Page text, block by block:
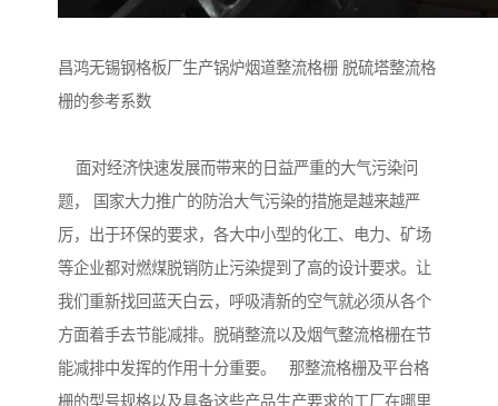
昌鸿无锡钢格板厂生产锅炉烟道整流格栅 脱硫塔整流格
栅的参考系数
面对经济快速发展而带来的日益严重的大气污染问
题， 国家大力推广的防治大气污染的措施是越来越严
厉，出于环保的要求，各大中小型的化工、电力、矿场
等企业都对燃煤脱销防止污染提到了高的设计要求。让
我们重新找回蓝天白云，呼吸清新的空气就必须从各个
方面着手去节能减排。脱硝整流以及烟气整流格栅在节
能减排中发挥的作用十分重要。 那整流格栅及平台格
栅的型号规格以及具备这些产品生产要求的工厂在哪里